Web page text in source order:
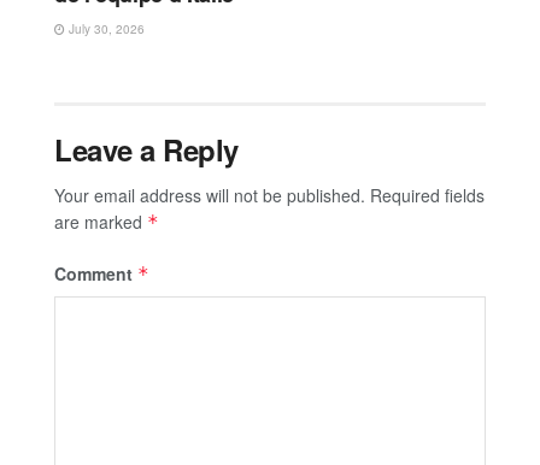
July 30, 2026
Leave a Reply
Your email address will not be published. Required fields
are marked *
Comment *